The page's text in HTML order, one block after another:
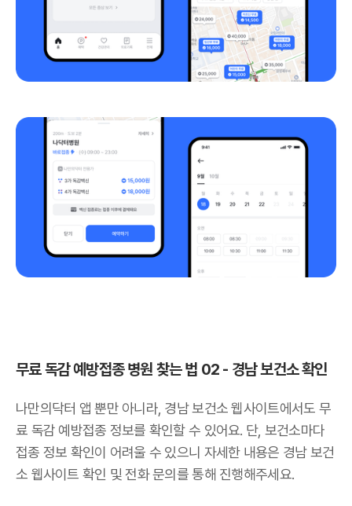
무료 독감 예방접종 병원 찾는 법 02 - 경남 보건소 확인
나만의닥터 앱 뿐만 아니라, 경남 보건소 웹사이트에서도 무
료 독감 예방접종 정보를 확인할 수 있어요. 단, 보건소마다
접종 정보 확인이 어려울 수 있으니 자세한 내용은 경남 보건
소 웹사이트 확인 및 전화 문의를 통해 진행해주세요.